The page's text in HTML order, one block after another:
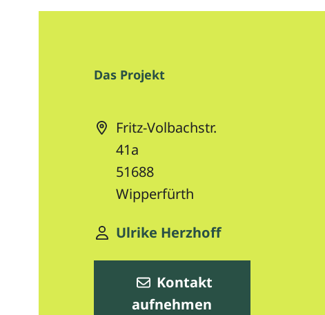
Das Projekt
Fritz-Volbachstr.
41a
51688
Wipperfürth
Ulrike Herzhoff
Kontakt
aufnehmen